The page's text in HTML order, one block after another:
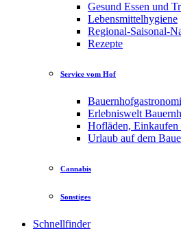
Gesund Essen und
Lebensmittelhygiene
Regional-Saisonal-
Rezepte
Service vom Hof
Erlebniswelt
Hofläden,
Urlaub auf dem
Cannabis
Sonstiges
Schnellfinder